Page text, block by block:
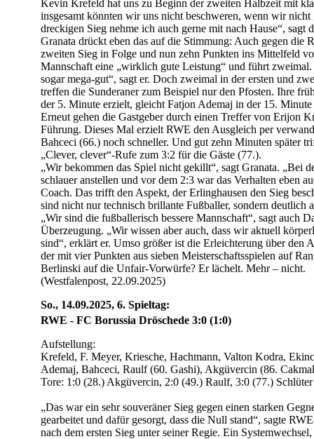
Kevin Krefeld hat uns zu Beginn der zweiten Halbzeit mit
insgesamt könnten wir uns nicht beschweren, wenn wir
dreckigen Sieg nehme ich auch gerne mit nach Hause“, sagt
Granata drückt eben das auf die Stimmung: Auch gegen die
zweiten Sieg in Folge und nun zehn Punkten ins Mittelfeld
Mannschaft eine „wirklich gute Leistung“ und führt
sogar mega-gut“, sagt er. Doch zweimal in der ersten und
treffen die Sunderaner zum Beispiel nur den Pfosten. Ihre
der 5. Minute erzielt, gleicht Fatjon Ademaj in der 15. Minute
Erneut gehen die Gastgeber durch einen Treffer von Erijon
Führung. Dieses Mal erzielt RWE den Ausgleich per
Bahceci (66.) noch schneller. Und gut zehn Minuten später
„Clever, clever“-Rufe zum 3:2 für die Gäste (77.).
„Wir bekommen das Spiel nicht gekillt“, sagt Granata. „Bei
schlauer anstellen und vor dem 2:3 war das Verhalten eben
Coach. Das trifft den Aspekt, der Erlinghausen den Sieg
sind nicht nur technisch brillante Fußballer, sondern deutlich
„Wir sind die fußballerisch bessere Mannschaft“, sagt auch
Überzeugung. „Wir wissen aber auch, dass wir aktuell
sind“, erklärt er. Umso größer ist die Erleichterung über den
der mit vier Punkten aus sieben Meisterschaftsspielen auf
Berlinski auf die Unfair-Vorwürfe? Er lächelt. Mehr – nicht.
(Westfalenpost, 22.09.2025)
So., 14.09.2025, 6. Spieltag:
RWE - FC Borussia Dröschede 3:0 (1:0)
Aufstellung:
Krefeld, F. Meyer, Kriesche, Hachmann, Valton Kodra,
Ademaj, Bahceci, Raulf (60. Gashi), Akgüvercin (86.
Tore: 1:0 (28.) Akgüvercin, 2:0 (49.) Raulf, 3:0 (77.) Schlüter
„Das war ein sehr souveräner Sieg gegen einen starken
gearbeitet und dafür gesorgt, dass die Null stand“, sagte
nach dem ersten Sieg unter seiner Regie. Ein